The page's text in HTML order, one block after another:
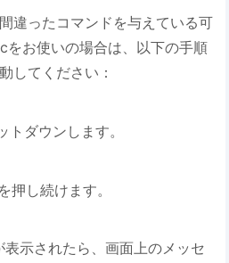
違ったコマンドを与えている可
をお使いの場合は、以下の手順
してください：
トダウンします。
押し続けます。
示されたら、画面上のメッセ